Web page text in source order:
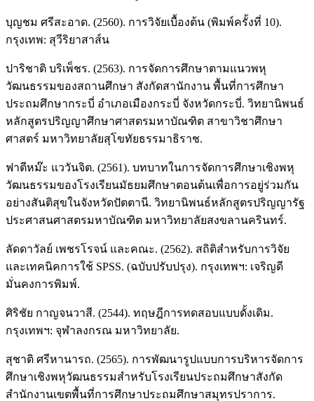
บุญชม ศรีสะอาด. (2560). การวิจัยเบื้องต้น (พิมพ์ครั้งที่ 10).
กรุงเทพ: สุวีริยาสาส์น
ปาริชาติ บริเพ็ชร. (2563). การจัดการศึกษาตามแนวพหุ
วัฒนธรรมของสถานศึกษา สังกัดสานักงาน พื้นที่การศึกษา
ประถมศึกษากระบี่ อำเภอเมืองกระบี่ จังหวัดกระบี่. วิทยานิพนธ์
หลักสูตรปริญญาศึกษาศาสตรมหาบัณฑิต สาขาวิชาศึกษา
ศาสตร์ มหาวิทยาลัยสุโขทัยธรรมาธิราช.
ฟาตีหม๊ะ แววันจิต. (2561). บทบาทในการจัดการศึกษาเชิงพหุ
วัฒนธรรมของโรงเรียนมัธยมศึกษาตอนต้นเพื่อการอยู่ร่วมกัน
อย่างสันติสุขในจังหวัดปัตตานี. วิทยานิพนธ์หลักสูตรปริญญารัฐ
ประศาสนศาสตรมหาบัณฑิต มหาวิทยาลัยสงขลานครินทร์.
ลัดดาวัลย์ เพชรโรจน์ และคณะ. (2562). สถิติสำหรับการวิจัย
และเทคนิคการใช้ SPSS. (ฉบับปรับปรุง). กรุงเทพฯ: เจริญดี
มั่นคงการพิมพ์.
ศิริชัย กาญจนวาสี. (2544). ทฤษฎีการทดสอบแบบดั้งเดิม.
กรุงเทพฯ: จุฬาลงกรณ มหาวิทยาลัย.
สุชาติ ศรีหานารถ. (2565). การพัฒนารูปแบบการบริหารจัดการ
ศึกษาเชิงพหุวัฒนธรรมสำหรับโรงเรียนประถมศึกษาสังกัด
สำนักงานเขตพื้นที่การศึกษาประถมศึกษาสมุทรปราการ.